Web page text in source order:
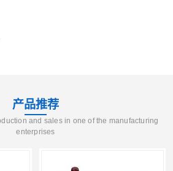
产品推荐
and sales in one of the manufacturing
enterprises